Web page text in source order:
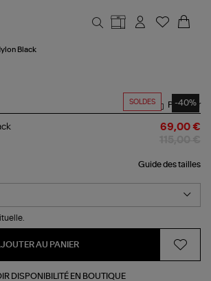
Black
SOLDES -40%
Partager
69,00 €
Guide des tailles
AU PANIER
DISPONIBILITÉ EN BOUTIQUE